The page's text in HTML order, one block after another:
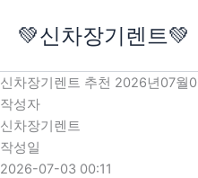
로
건
너
뛰
기
💚신차장기렌트💚
신차장기렌트 추천 2026년07월
작성자
신차장기렌트
작성일
2026-07-03 00:11